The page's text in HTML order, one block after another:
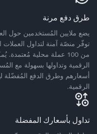
طرق دفع مرنة
من 100 عملة محلية
الرقمية وتداولها بسهولة مع
أسعارهم وطرق الدفع المُفضّلة
الرقمية.
تداول بأسعارك المفضلة